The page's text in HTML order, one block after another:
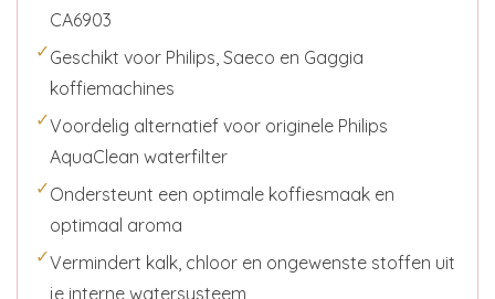
CA6903
✓Geschikt voor Philips, Saeco en Gaggia
koffiemachines
✓Voordelig alternatief voor originele Philips
AquaClean waterfilter
✓Ondersteunt een optimale koffiesmaak en
optimaal aroma
✓Vermindert kalk, chloor en ongewenste stoffen uit
je interne watersysteem